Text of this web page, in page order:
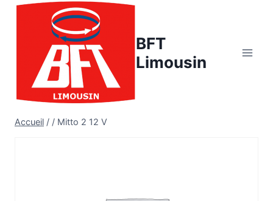
Aller
BFT
Limousin
Accueil / / Mitto 2 12 V